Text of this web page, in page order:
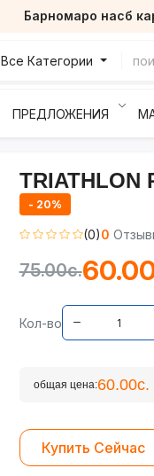
Барномаро насб
Все Категории
ПРЕДЛОЖЕНИЯ
TRIATHLON
- 20%
(0)0
75.00с.
Кол-во
общая цена:60.00с.
Купить Сейчас